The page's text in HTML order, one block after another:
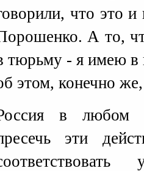
что это и
А то,
тюрьму - я имею в
этом, конечно
в любом
эти